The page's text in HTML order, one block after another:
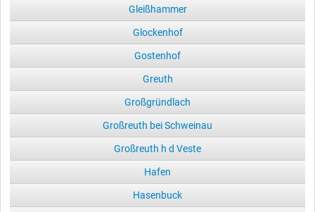
Gleißhammer
Glockenhof
Gostenhof
Greuth
Großgründlach
Großreuth bei Schweinau
Großreuth h d Veste
Hafen
Hasenbuck